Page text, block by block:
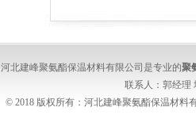
河北建峰聚氨酯保温材料有限公司是专业的聚
联系人：郭经理
© 2018 版权所有：河北建峰聚氨酯保温材